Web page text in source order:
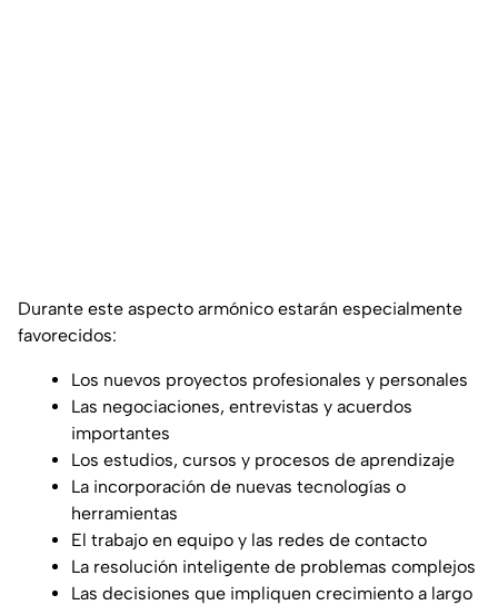
Durante este aspecto armónico estarán especialmente
favorecidos:
Los nuevos proyectos profesionales y personales
Las negociaciones, entrevistas y acuerdos
importantes
Los estudios, cursos y procesos de aprendizaje
La incorporación de nuevas tecnologías o
herramientas
El trabajo en equipo y las redes de contacto
La resolución inteligente de problemas complejos
Las decisiones que impliquen crecimiento a largo